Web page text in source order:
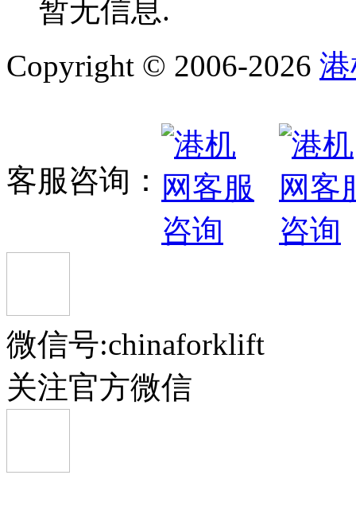
暂无信息.
Copyright © 2006-2026
客服咨询：
微信号:chinaforklift
关注官方微信